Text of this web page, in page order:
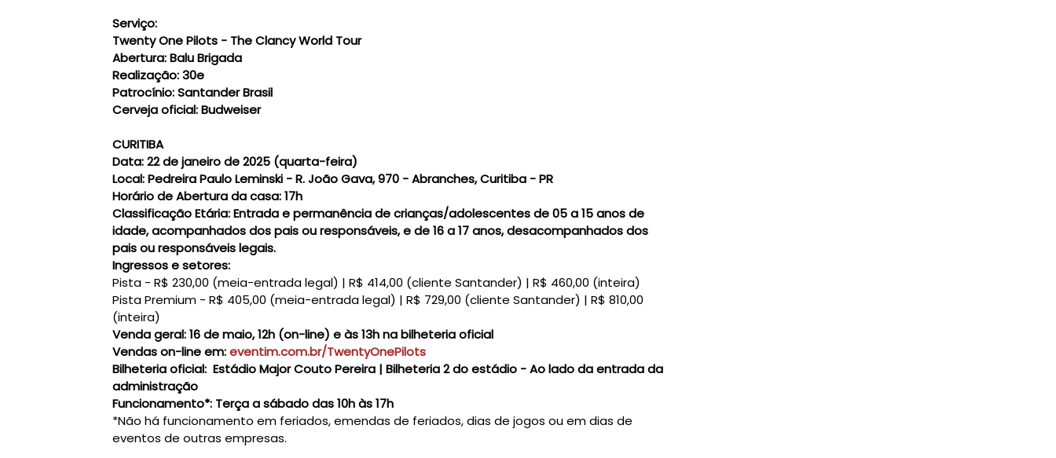
Serviço:
Twenty One Pilots - The Clancy World Tour
Abertura: Balu Brigada
Realização:30e
Patrocínio:Santander Brasil
Cerveja oficial:Budweiser
CURITIBA
Data:22 de janeiro de 2025 (quarta-feira)
Local:Pedreira Paulo Leminski - R. João Gava, 970 - Abranches, Curitiba - PR
Horário de Abertura da casa:17h
Classificação Etária:Entrada e permanência de crianças/adolescentes de 05 a 15 anos de
idade, acompanhados dos pais ou responsáveis, e de 16 a 17 anos, desacompanhados dos
pais ou responsáveis legais.
Ingressos e setores:
Pista - R$ 230,00 (meia-entrada legal) | R$ 414,00 (cliente Santander) | R$ 460,00 (inteira)
Pista Premium - R$ 405,00 (meia-entrada legal) | R$ 729,00 (cliente Santander) | R$ 810,00
(inteira)
Venda geral:16 de maio, 12h (on-line) e às 13h na bilheteria oficial
Vendas on-line em:eventim.com.br/TwentyOnePilots
Bilheteria oficial: Estádio Major Couto Pereira | Bilheteria 2 do estádio - Ao lado da entrada da
administração
Funcionamento*: Terça a sábado das 10h às 17h
*Não há funcionamento em feriados, emendas de feriados, dias de jogos ou em dias de
eventos de outras empresas.